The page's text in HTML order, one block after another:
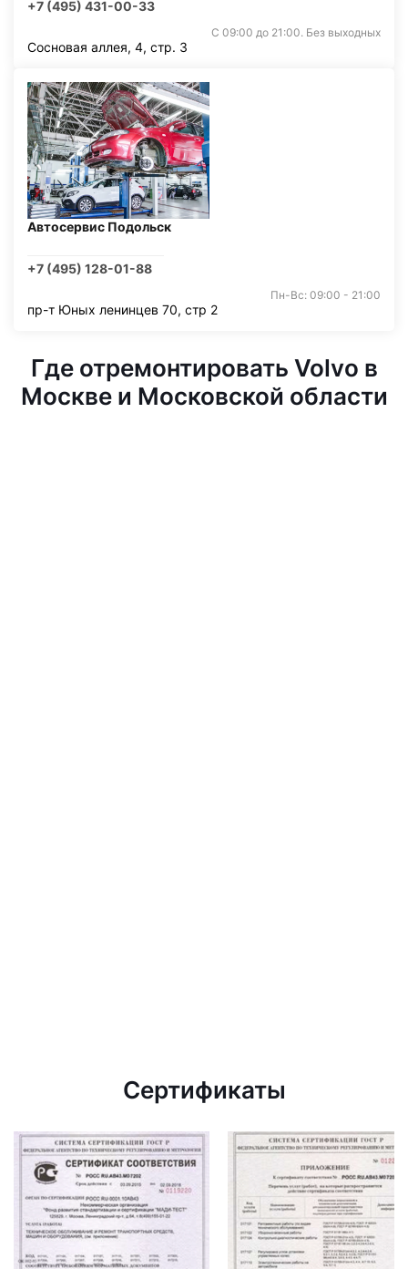
+7 (495) 431-00-33
С 09:00 до 21:00. Без выходных
Сосновая аллея, 4, стр. 3
Автосервис Подольск
+7 (495) 128-01-88
Пн-Вс: 09:00 - 21:00
пр-т Юных ленинцев 70, стр 2
Где отремонтировать Volvo в
Москве и Московской области
Сертификаты